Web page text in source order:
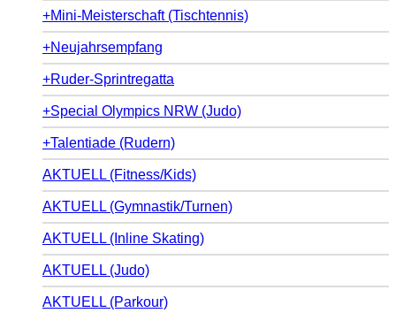
+Mini-Meisterschaft (Tischtennis)
+Neujahrsempfang
+Ruder-Sprintregatta
+Special Olympics NRW (Judo)
+Talentiade (Rudern)
AKTUELL (Fitness/Kids)
AKTUELL (Gymnastik/Turnen)
AKTUELL (Inline Skating)
AKTUELL (Judo)
AKTUELL (Parkour)